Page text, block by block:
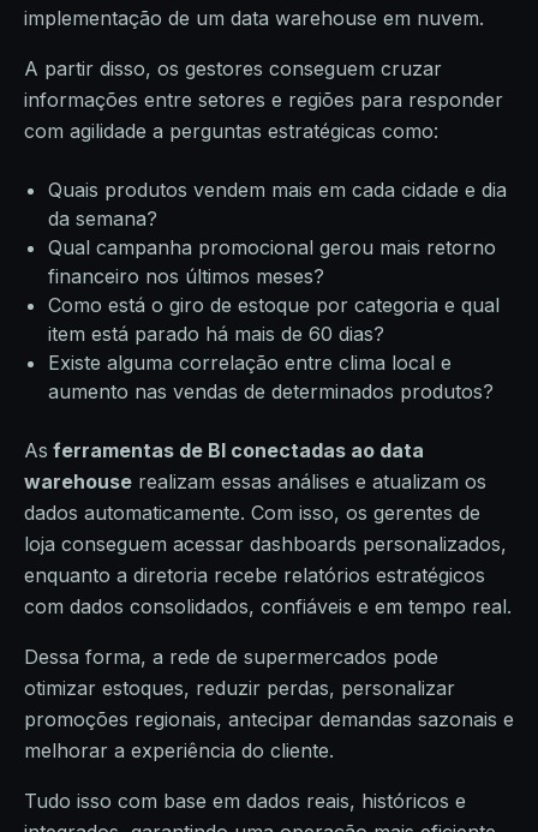
implementação de um data warehouse em nuvem.
A partir disso, os gestores conseguem cruzar
informações entre setores e regiões para responder
com agilidade a perguntas estratégicas como:
Quais produtos vendem mais em cada cidade e dia
da semana?
Qual campanha promocional gerou mais retorno
financeiro nos últimos meses?
Como está o giro de estoque por categoria e qual
item está parado há mais de 60 dias?
Existe alguma correlação entre clima local e
aumento nas vendas de determinados produtos?
As ferramentas de BI conectadas ao data
warehouse realizam essas análises e atualizam os
dados automaticamente. Com isso, os gerentes de
loja conseguem acessar dashboards personalizados,
enquanto a diretoria recebe relatórios estratégicos
com dados consolidados, confiáveis e em tempo real.
Dessa forma, a rede de supermercados pode
otimizar estoques, reduzir perdas, personalizar
promoções regionais, antecipar demandas sazonais e
melhorar a experiência do cliente.
Tudo isso com base em dados reais, históricos e